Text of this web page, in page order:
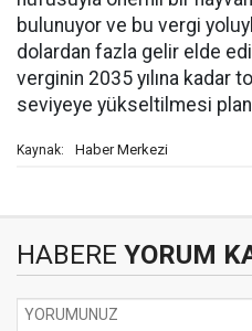
bulunuyor ve bu vergi
dolardan fazla gelir elde
verginin 2035 yılına kadar
seviyeye yükseltilmesi
Kaynak: Haber Merkezi
HABERE YORUM